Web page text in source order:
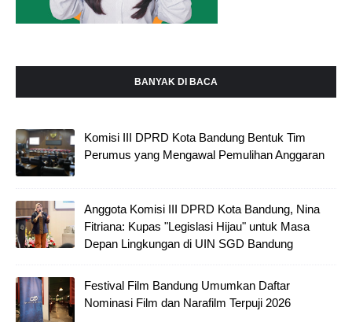
BANYAK DI BACA
Komisi III DPRD Kota Bandung Bentuk Tim
Perumus yang Mengawal Pemulihan Anggaran
Anggota Komisi III DPRD Kota Bandung, Nina
Fitriana: Kupas "Legislasi Hijau" untuk Masa
Depan Lingkungan di UIN SGD Bandung
Festival Film Bandung Umumkan Daftar
Nominasi Film dan Narafilm Terpuji 2026